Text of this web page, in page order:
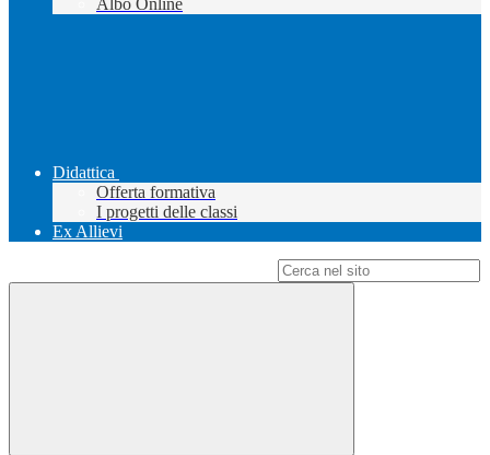
Albo Online
Didattica
Offerta formativa
I progetti delle classi
Ex Allievi